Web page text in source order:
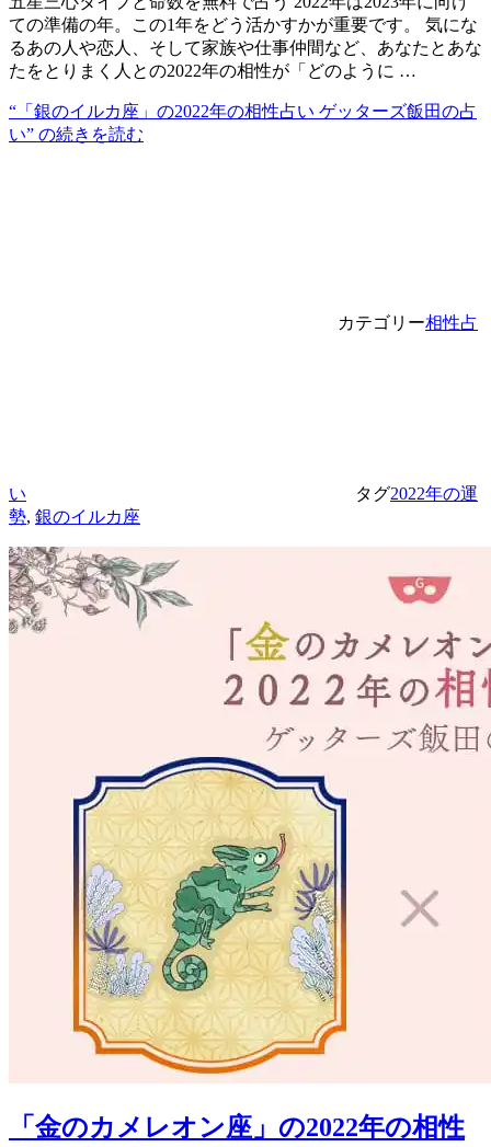
ての準備の年。この1年をどう活かすかが重要です。 気にな
るあの人や恋人、そして家族や仕事仲間など、あなたとあな
たをとりまく人との2022年の相性が「どのように …
“「銀のイルカ座」の2022年の相性占い ゲッターズ飯田の占
い” の続きを読む
カテゴリー相性占
い タグ2022年の運
勢, 銀のイルカ座
「金のカメレオン座」の2022年の相性